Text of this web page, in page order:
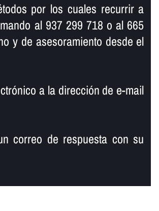
por los cuales recurrir a
al 937 299 718 o al 665
y de asesoramiento desde el
a la dirección de e-mail
correo de respuesta con su